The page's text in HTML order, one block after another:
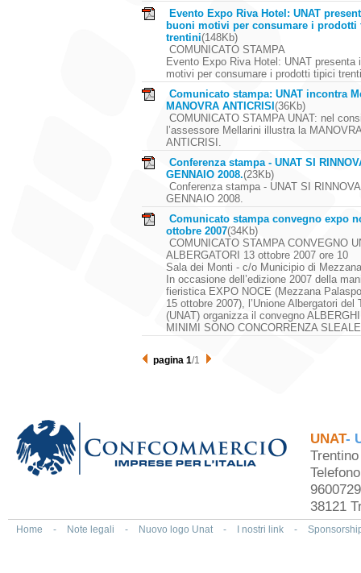
Evento Expo Riva Hotel: UNAT
buoni motivi per consumare i prodotti
trentini(148Kb)
COMUNICATO STAMPA
Evento Expo Riva Hotel: UNAT presenta
motivi per consumare i prodotti tipici
Comunicato stampa: UNAT incontra
MANOVRA ANTICRISI (36Kb)
COMUNICATO STAMPA UNAT: nel
l’assessore Mellarini illustra la MANOVRA
ANTICRISI.
Conferenza stampa - UNAT SI
GENNAIO 2008.(23Kb)
Conferenza stampa - UNAT SI
GENNAIO 2008.
Comunicato stampa convegno expo
ottobre 2007(34Kb)
COMUNICATO STAMPA CONVEGNO
ALBERGATORI 13 ottobre 2007 ore 10
Sala dei Monti - c/o Municipio di Mezzana
In occasione dell’edizione 2007 della
fieristica EXPO NOCE (Mezzana
15 ottobre 2007), l’Unione Albergatori del
(UNAT) organizza il convegno
MINIMI SONO CONCORRENZA
pagina 1/1
UNAT-
38121
Home - Note legali - Nuovo logo Unat - I nostri link -